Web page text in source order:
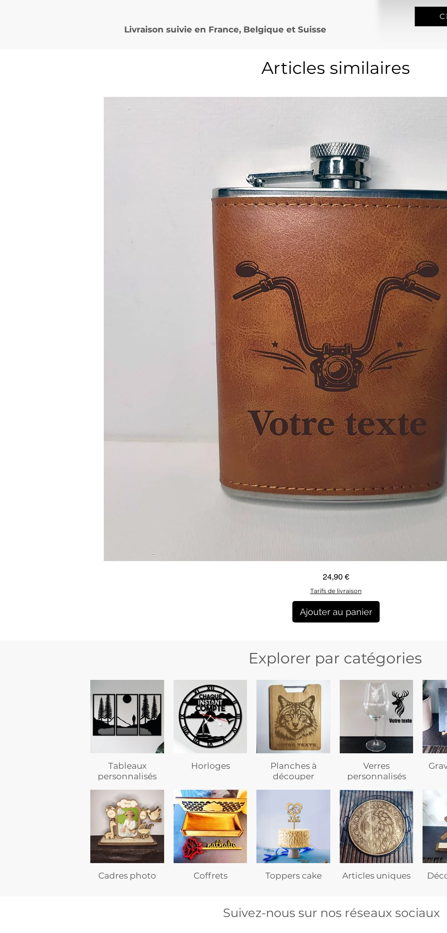
Livraison suivie en France, Belgique et Suisse
Articles similaires
Aperçu rapide
Prix
24,90 €
Tarifs de livraison
Ajouter au panier
Explorer par catégories
Tableaux
personnalisés
Horloges
Planches à
découper
Verres
personnalisés
Cadres photo Coffrets Toppers cake Articles uniques
Suivez-nous sur nos réseaux sociaux